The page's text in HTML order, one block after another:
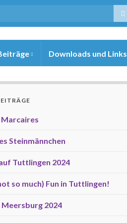
Downloads und Links
Steinmännchen
Tuttlingen 2024
so much) Fun in Tuttlingen!
2024